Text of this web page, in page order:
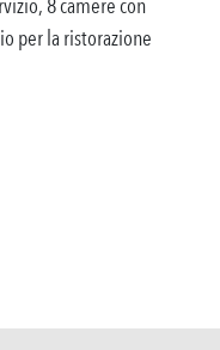
per la ristorazione